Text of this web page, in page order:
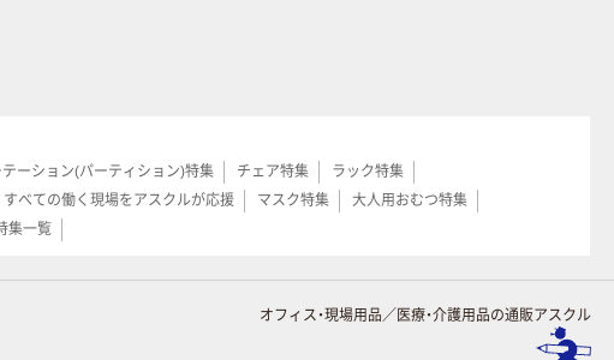
テーション(パーティション)特集 チェア特集
ラック特集
すべての働く現場をアスクルが応援 マスク特集
大人用おむつ特集
集一覧
オフィス・現場用品／医療・介護用品の通販アスクル